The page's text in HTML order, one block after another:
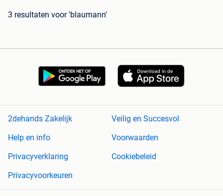
3 resultaten voor 'blaumann'
2dehands Zakelijk
Veilig en Succesvol
Help en info
Voorwaarden
Privacyverklaring
Cookiebeleid
Privacyvoorkeuren